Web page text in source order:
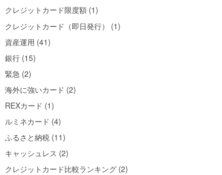
クレジットカード限度額 (1)
クレジットカード（即日発行） (1)
資産運用 (41)
銀行 (15)
緊急 (2)
海外に強いカード (2)
REXカード (1)
ルミネカード (4)
ふるさと納税 (11)
キャッシュレス (2)
クレジットカード比較ランキング (2)